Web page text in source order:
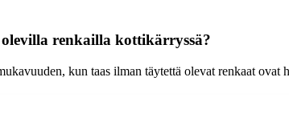
renkailla kottikärryssä?
kun taas ilman täytettä olevat renkaat ovat